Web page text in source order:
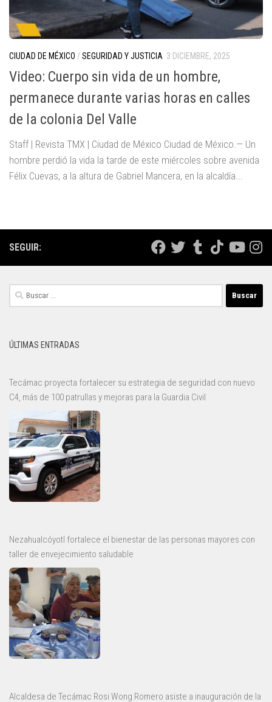
CIUDAD DE MÉXICO /SEGURIDAD Y JUSTICIA 3 DICIEMBRE, 2025
Video: Cuerpo sin vida de un hombre,
permanece durante varias horas en calles
de la colonia Del Valle
Staff | Revista TMX | Ciudad de México Ciudad de México.— Un
hombre perdió la vida la tarde de este miércoles sobre avenida
Félix Cuevas, a la altura de Gabriel Mancera, en la alcaldía...
SEGUIR:
Buscar:
ÚLTIMAS ENTRADAS
Tecámac proyecta fortalecer su estrategia de seguridad con nuevo
C4, más de 100 patrullas y mejoras para la Guardia Civil
Nezahualcóyotl fortalece el bienestar de las personas mayores con
taller de envejecimiento saludable
Alcaldesa de Tecámac Rosi Wong Romero asiste a inauguración de la